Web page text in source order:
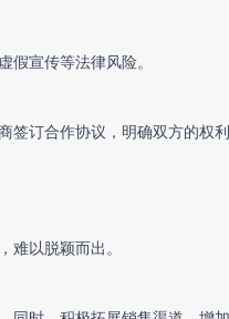
宣传等法律风险。
订合作协议，明确双方的权
以脱颖而出。